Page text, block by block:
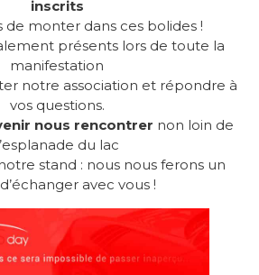
inscrits
monter dans ces bolides !
présents lors de toute la
manifestation
notre association et répondre à
vos questions.
nous rencontrer non loin de
du lac
stand : nous nous ferons un
avec vous !